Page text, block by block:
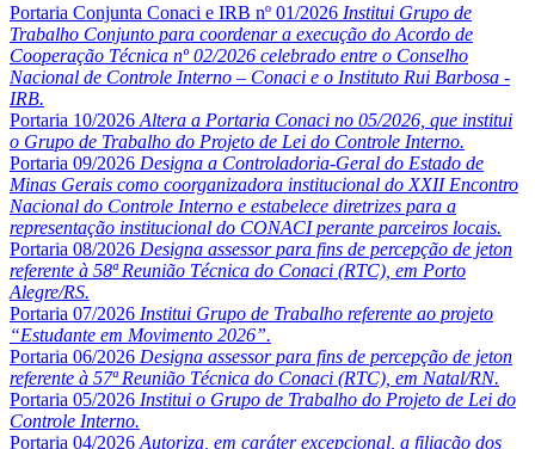
Portaria Conjunta Conaci e IRB nº 01/2026 Institui Grupo de
Trabalho Conjunto para coordenar a execução do Acordo de
Cooperação Técnica nº 02/2026 celebrado entre o Conselho
Nacional de Controle Interno – Conaci e o Instituto Rui Barbosa -
IRB.
Portaria 10/2026 Altera a Portaria Conaci no 05/2026, que institui
o Grupo de Trabalho do Projeto de Lei do Controle Interno.
Portaria 09/2026 Designa a Controladoria-Geral do Estado de
Minas Gerais como coorganizadora institucional do XXII Encontro
Nacional do Controle Interno e estabelece diretrizes para a
representação institucional do CONACI perante parceiros locais.
Portaria 08/2026 Designa assessor para fins de percepção de jeton
referente à 58ª Reunião Técnica do Conaci (RTC), em Porto
Alegre/RS.
Portaria 07/2026 Institui Grupo de Trabalho referente ao projeto
“Estudante em Movimento 2026”.
Portaria 06/2026 Designa assessor para fins de percepção de jeton
referente à 57ª Reunião Técnica do Conaci (RTC), em Natal/RN.
Portaria 05/2026 Institui o Grupo de Trabalho do Projeto de Lei do
Controle Interno.
Portaria 04/2026 Autoriza, em caráter excepcional, a filiação dos